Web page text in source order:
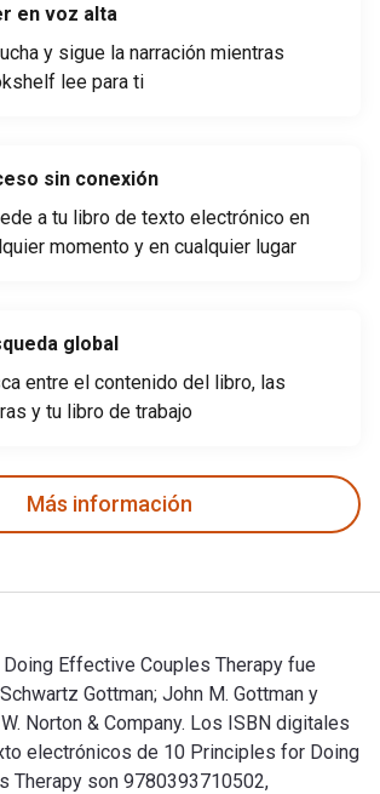
en voz alta
y sigue la narración mientras
lee para ti
sin conexión
a tu libro de texto electrónico en
momento y en cualquier lugar
global
entre el contenido del libro, las
y tu libro de trabajo
Más información
Effective Couples Therapy fue
Gottman; John M. Gottman y
Norton & Company. Los ISBN digitales
electrónicos de 10 Principles for Doing
Therapy son 9780393710502,